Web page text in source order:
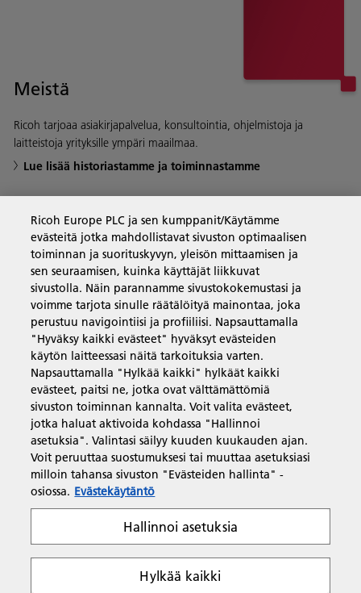
Meistä
Ricoh tarjoaa asiakirjapalvelua, konsultointia, ohjelmistoja ja
laitteistoja yrityksille ympäri maailmaa.
Lue lisää historiastamme ja toiminnastamme
Yritysratkaisut
Tuotteet ja palvelut
Tuki ja yhteystiedot
Resurssit
Seuraa meitä
Ehdot ja edellytykset
Ricoh Europe PLC ja sen kumppanit/Käytämme
evästeitä jotka mahdollistavat sivuston optimaalisen
toiminnan ja suorituskyvyn, yleisön mittaamisen ja
sen seuraamisen, kuinka käyttäjät liikkuvat
sivustolla. Näin parannamme sivustokokemustasi ja
voimme tarjota sinulle räätälöityä mainontaa, joka
perustuu navigointiisi ja profiiliisi. Napsauttamalla
"Hyväksy kaikki evästeet" hyväksyt evästeiden
käytön laitteessasi näitä tarkoituksia varten.
Napsauttamalla "Hylkää kaikki" hylkäät kaikki
evästeet, paitsi ne, jotka ovat välttämättömiä
sivuston toiminnan kannalta. Voit valita evästeet,
jotka haluat aktivoida kohdassa "Hallinnoi
asetuksia". Valintasi säilyy kuuden kuukauden ajan.
Voit peruuttaa suostumuksesi tai muuttaa asetuksiasi
milloin tahansa sivuston "Evästeiden hallinta" -
osiossa. Evästekäytäntö
Hallinnoi asetuksia
Hylkää kaikki